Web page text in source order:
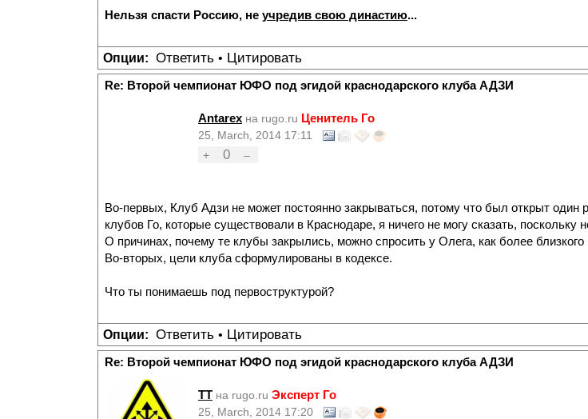
Нельзя спасти Россию, не учредив свою династию...
Опции: Ответить • Цитировать
Re: Второй чемпионат ЮФО под эгидой краснодарского клуба АДЗИ
Antarex на rugo.ru Ценитель Го
25, March, 2014 17:11
+
0 –
Во-первых, Клуб Адзи не может постоянно закрываться, потому что был открыт один
клубов Го, которые существовали в Краснодаре, я ничего не могу сказать,
О причинах, почему те клубы закрылись, можно спросить у Олега, как более
Во-вторых, цели клуба сформулированы в кодексе.
Что ты понимаешь под первоструктурой?
Опции: Ответить • Цитировать
Re: Второй чемпионат ЮФО под эгидой краснодарского клуба АДЗИ
TT на rugo.ru Эксперт Го
25, March, 2014 17:20